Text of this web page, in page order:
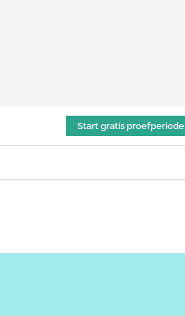
Start gratis proefperiode